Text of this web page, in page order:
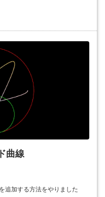
曲線
追加する方法をやりました